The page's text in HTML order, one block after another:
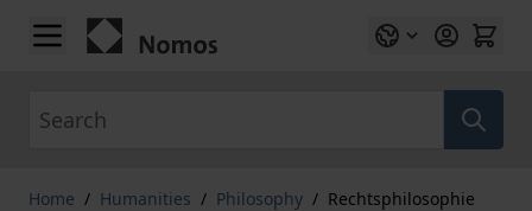
Skip to Content
Home / Humanities / Philosophy / Rechtsphilosophie